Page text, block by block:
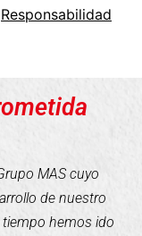
Responsabilidad
MAS cuyo
de nuestro
hemos ido